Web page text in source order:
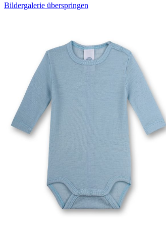
Bildergalerie überspringen